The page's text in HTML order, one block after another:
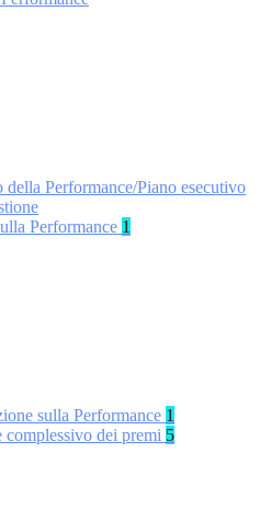
della Performance/Piano esecutivo
Performance 1
sulla Performance 1
complessivo dei premi 5